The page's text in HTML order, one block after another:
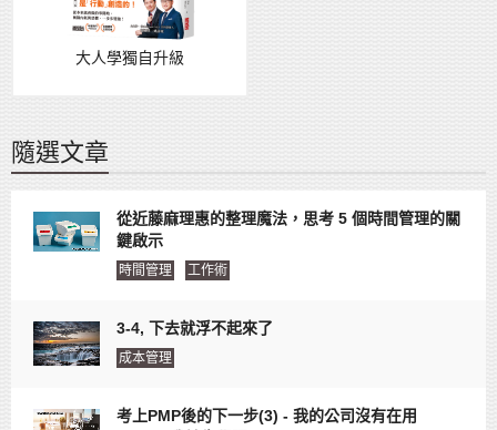
大人學獨自升級
隨選文章
從近藤麻理惠的整理魔法，思考 5 個時間管理的關
鍵啟示
時間管理 工作術
3-4, 下去就浮不起來了
成本管理
考上PMP後的下一步(3) - 我的公司沒有在用